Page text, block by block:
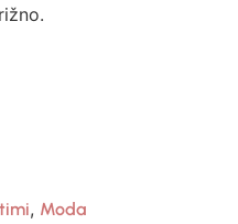
, Moda